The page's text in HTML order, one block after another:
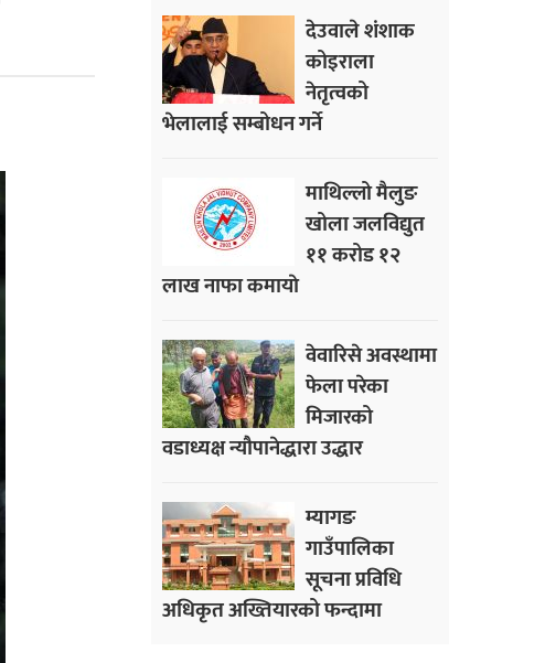
देउवाले शंशाक
कोइराला
नेतृत्वको
भेलालाई सम्बोधन गर्ने
माथिल्लो मैलुङ
खोला जलविद्युत
११ करोड १२
लाख नाफा कमायाे
वेवारिसे अवस्थामा
फेला परेका
मिजारको
वडाध्यक्ष न्यौपानेद्धारा उद्धार
म्यागङ
गाउँपालिका
सूचना प्रविधि
अधिकृत अख्तियारको फन्दामा